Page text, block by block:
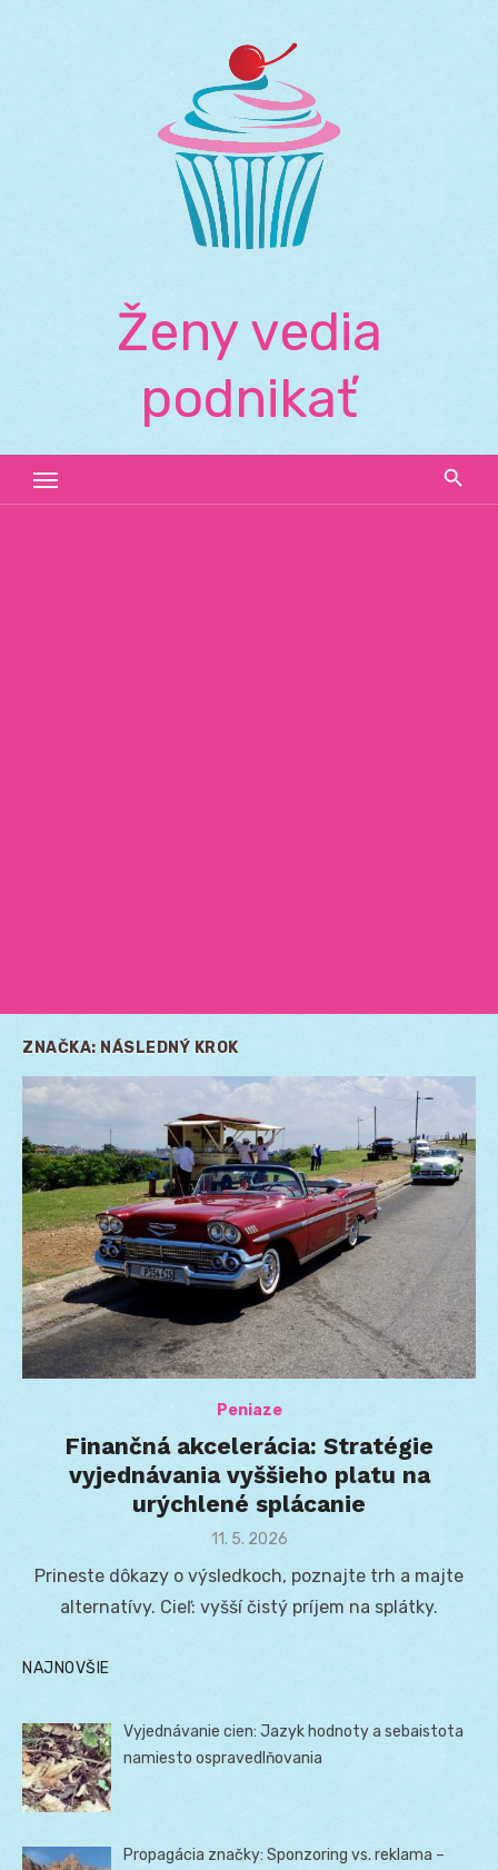
Ženy vedia
podnikať
ZNAČKA: NÁSLEDNÝ KROK
Peniaze
Finančná akcelerácia: Stratégie
vyjednávania vyššieho platu na
urýchlené splácanie
Posted
11. 5. 2026
Prineste dôkazy o výsledkoch, poznajte trh a majte
alternatívy. Cieľ: vyšší čistý príjem na splátky.
NAJNOVŠIE
Vyjednávanie cien: Jazyk hodnoty a sebaistota
namiesto ospravedlňovania
Propagácia značky: Sponzoring vs. reklama –